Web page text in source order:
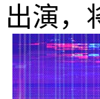
出演，